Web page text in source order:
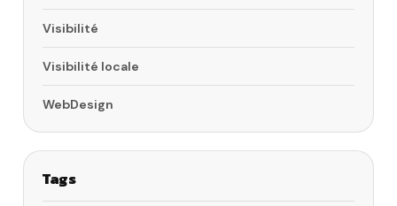
Visibilité
Visibilité locale
WebDesign
Tags